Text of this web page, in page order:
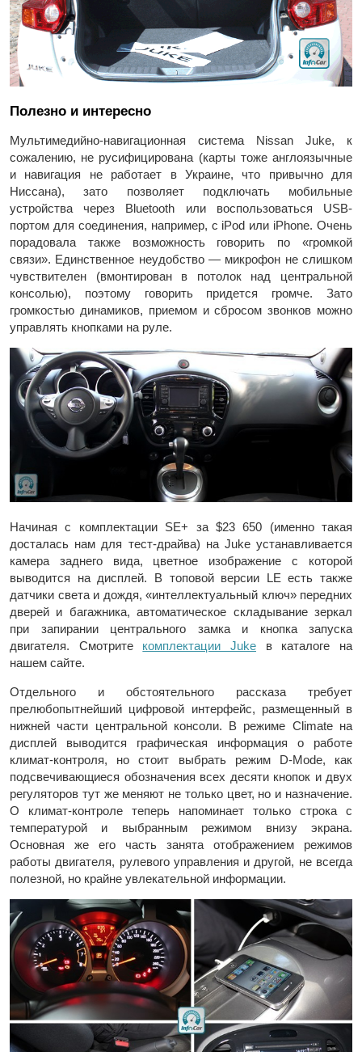
Полезно и интересно
Мультимедийно-навигационная система Nissan Juke, к
сожалению, не русифицирована (карты тоже англоязычные
и навигация не работает в Украине, что привычно для
Ниссана), зато позволяет подключать мобильные
устройства через Bluetooth или воспользоваться USB-
портом для соединения, например, с iPod или iPhone. Очень
порадовала также возможность говорить по «громкой
связи». Единственное неудобство — микрофон не слишком
чувствителен (вмонтирован в потолок над центральной
консолью), поэтому говорить придется громче. Зато
громкостью динамиков, приемом и сбросом звонков можно
управлять кнопками на руле.
Начиная с комплектации SE+ за $23 650 (именно такая
досталась нам для тест-драйва) на Juke устанавливается
камера заднего вида, цветное изображение с которой
выводится на дисплей. В топовой версии LE есть также
датчики света и дождя, «интеллектуальный ключ» передних
дверей и багажника, автоматическое складывание зеркал
при запирании центрального замка и кнопка запуска
двигателя. Смотрите комплектации Juke в каталоге на
нашем сайте.
Отдельного и обстоятельного рассказа требует
прелюбопытнейший цифровой интерфейс, размещенный в
нижней части центральной консоли. В режиме Climate на
дисплей выводится графическая информация о работе
климат-контроля, но стоит выбрать режим D-Mode, как
подсвечивающиеся обозначения всех десяти кнопок и двух
регуляторов тут же меняют не только цвет, но и назначение.
О климат-контроле теперь напоминает только строка с
температурой и выбранным режимом внизу экрана.
Основная же его часть занята отображением режимов
работы двигателя, рулевого управления и другой, не всегда
полезной, но крайне увлекательной информации.